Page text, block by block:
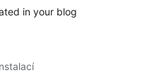
in your blog